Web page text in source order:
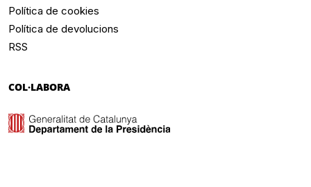
Política de cookies
Política de devolucions
RSS
COL·LABORA